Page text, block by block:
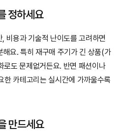
정하세요
비용과 기술적 난이도를 고려하면
요. 특히 재구매 주기가 긴 상품(가
로도 문제없거든요. 반면 패션이나
한 카테고리는 실시간에 가까울수록
만드세요